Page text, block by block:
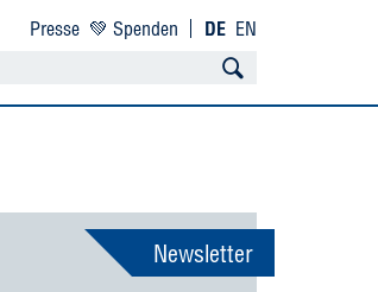
Presse 💚 Spenden DE EN
Newsletter